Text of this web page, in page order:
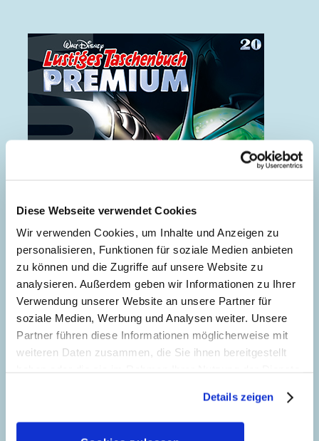
Diese Webseite verwendet Cookies
Wir verwenden Cookies, um Inhalte und Anzeigen zu
personalisieren, Funktionen für soziale Medien anbieten
zu können und die Zugriffe auf unsere Website zu
analysieren. Außerdem geben wir Informationen zu Ihrer
Verwendung unserer Website an unsere Partner für
soziale Medien, Werbung und Analysen weiter. Unsere
Partner führen diese Informationen möglicherweise mit
weiteren Daten zusammen, die Sie ihnen bereitgestellt
geben, können Sie diese jederzeit in der
Datenschutzerklärungwieder widerrufen.
Details zeigen